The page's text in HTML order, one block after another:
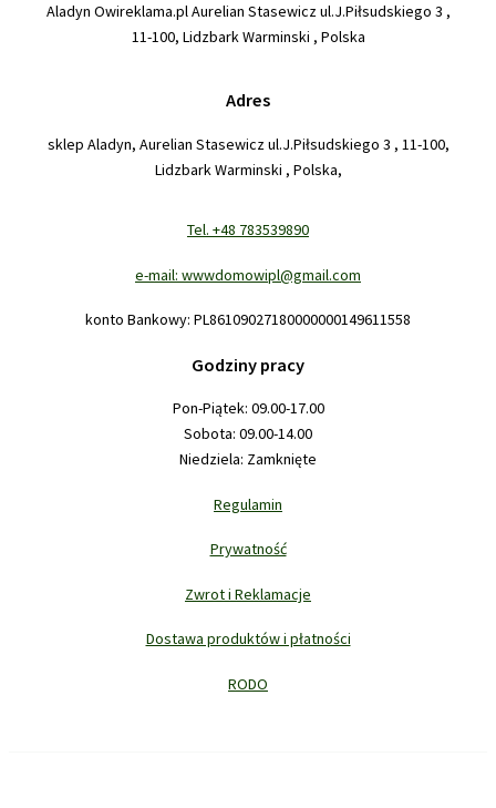
Aladyn Owireklama.pl Aurelian Stasewicz ul.J.Piłsudskiego 3 ,
11-100, Lidzbark Warminski , Polska
Adres
sklep Aladyn, Aurelian Stasewicz ul.J.Piłsudskiego 3 , 11-100,
Lidzbark Warminski , Polska,
Tel. +48 783539890
e-mail: wwwdomowipl@gmail.com
konto Bankowy: PL86109027180000000149611558
Godziny pracy
Pon-Piątek: 09.00-17.00
Sobota: 09.00-14.00
Niedziela: Zamknięte
Regulamin
Prywatność
Zwrot i Reklamacje
Dostawa produktów i płatności
RODO